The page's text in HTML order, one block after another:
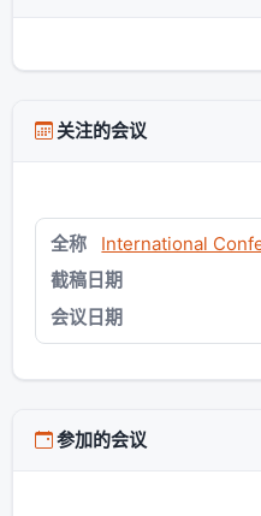
关注的会议
International
参加的会议